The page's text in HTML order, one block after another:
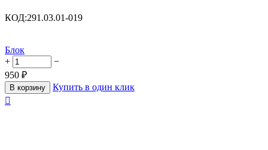
КОД:291.03.01-019
Блок
+
−
950 ₽
В корзину
Купить в один клик
